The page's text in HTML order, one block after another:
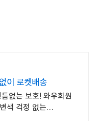
이 로켓배송
없는 보호! 와우회원
색 걱정 없는